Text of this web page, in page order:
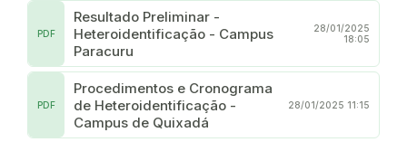
Resultado Preliminar -
Heteroidentificação - Campus
Paracuru
PDF
28/01/2025
18:05
Procedimentos e Cronograma
de Heteroidentificação -
Campus de Quixadá
PDF 28/01/2025 11:15